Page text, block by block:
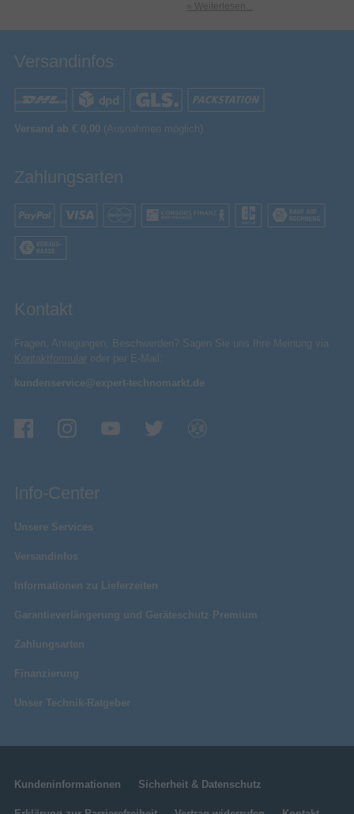
» Weiterlesen...
Versandinfos
Versand ab € 0,00 (Ausnahmen möglich)
Zahlungsarten
Kontakt
Fragen, Anregungen, Beschwerden? Sagen Sie uns Ihre Meinung via
Kontaktformular oder per E-Mail:
kundenservice@expert-technomarkt.de
Info-Center
Unsere Services
Versandinfos
Informationen zu Lieferzeiten
Garantieverlängerung und Geräteschutz Premium
Zahlungsarten
Finanzierung
Unser Technik-Ratgeber
Kundeninformationen Sicherheit & Datenschutz